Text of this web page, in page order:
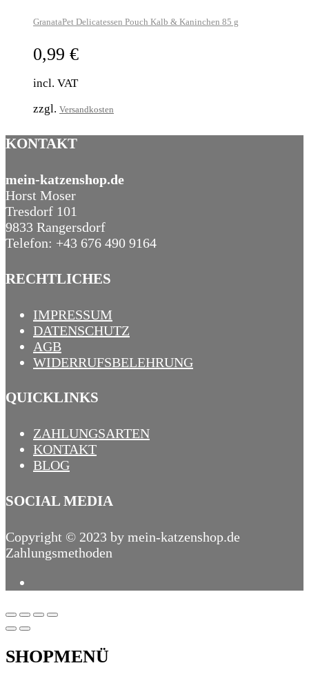
GranataPet Delicatessen Pouch Kalb & Kaninchen 85 g
0,99 €
incl. VAT
zzgl. Versandkosten
KONTAKT
mein-katzenshop.de
Horst Moser
Tresdorf 101
9833 Rangersdorf
Telefon: +43 676 490 9164
RECHTLICHES
IMPRESSUM
DATENSCHUTZ
AGB
WIDERRUFSBELEHRUNG
QUICKLINKS
ZAHLUNGSARTEN
KONTAKT
BLOG
SOCIAL MEDIA
Copyright © 2023 by mein-katzenshop.de
Zahlungsmethoden
SHOPMENÜ